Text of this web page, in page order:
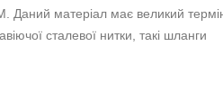
Даний матеріал має великий
сталевої нитки, такі шланги